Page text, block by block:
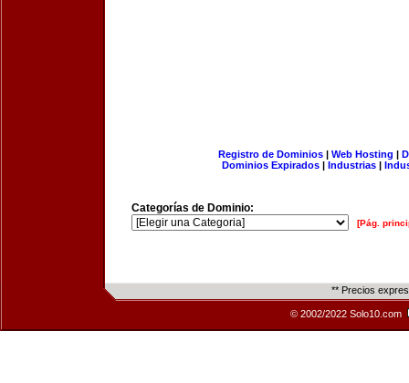
Registro de Dominios| Web Hosting |
Dominios Expirados | Industrias |
Categorías de Dominio:
[Pág.
** Precios
© 2002/2022 Solo10.com